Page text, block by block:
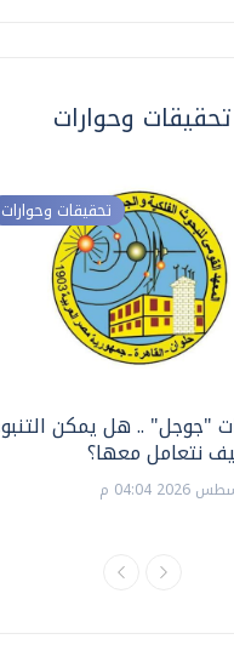
تحقيقات وحوارات
تحقيقات وحوارات
"جوجل" .. هل يمكن
نتعامل معها؟